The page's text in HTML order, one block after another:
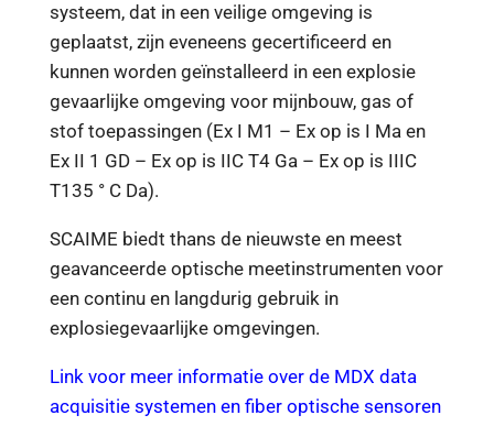
systeem, dat in een veilige omgeving is
geplaatst, zijn eveneens gecertificeerd en
kunnen worden geïnstalleerd in een explosie
gevaarlijke omgeving voor mijnbouw, gas of
stof toepassingen (Ex I M1 – Ex op is I Ma en
Ex II 1 GD – Ex op is IIC T4 Ga – Ex op is IIIC
T135 ° C Da).
SCAIME biedt thans de nieuwste en meest
geavanceerde optische meetinstrumenten voor
een continu en langdurig gebruik in
explosiegevaarlijke omgevingen.
Link voor meer informatie over de MDX data
acquisitie systemen en fiber optische sensoren